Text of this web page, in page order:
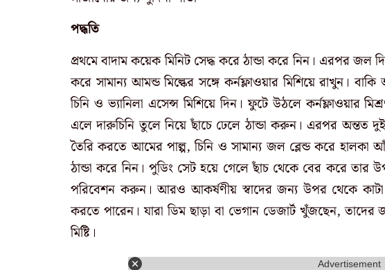
পদ্ধতি
প্রথমে বাদাম কয়েক মিনিট সেদ্ধ করে ঠান্ডা করে নিন। এরপর জল
করে সামান্য আমন্ড মিল্কের সঙ্গে কর্নফ্লাওয়ার মিশিয়ে রাখুন।
চিনি ও ভ্যানিলা এসেন্স মিশিয়ে দিন। ফুটে উঠলে কর্নফ্লাওয়ার
এলে দারুচিনি তুলে নিয়ে ছাঁচে ঢেলে ঠান্ডা করুন। এরপর অন্তত
তৈরি করতে আমের পাল্প, চিনি ও সামান্য জল ব্লেন্ড করে হালকা
ঠান্ডা করে নিন। পুডিং সেট হয়ে গেলে ছাঁচ থেকে বের করে তার
পরিবেশন করুন। আরও আকর্ষণীয় স্বাদের জন্য উপর থেকে কাটা
করতে পারেন। যারা ডিম ছাড়া বা ভেগান ডেজার্ট খুঁজছেন, তাদের
মিষ্টি।
Advertisement